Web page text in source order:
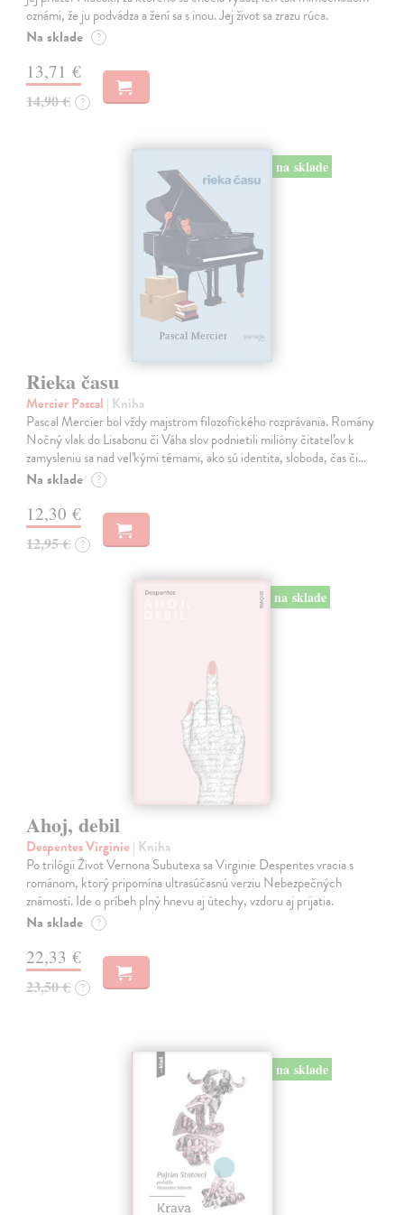
oznámi, že ju podvádza a žení sa s inou. Jej život sa zrazu rúca.
Na sklade ?
13,71 €
14,90 € ?
na sklade
Rieka času
Mercier Pascal | Kniha
Pascal Mercier bol vždy majstrom filozofického rozprávania. Romány
Nočný vlak do Lisabonu či Váha slov podnietili milióny čitateľov k
zamysleniu sa nad veľkými témami, ako sú identita, sloboda, čas či…
Na sklade ?
12,30 €
12,95 € ?
na sklade
Ahoj, debil
Despentes Virginie | Kniha
Po trilógii Život Vernona Subutexa sa Virginie Despentes vracia s
románom, ktorý pripomína ultrasúčasnú verziu Nebezpečných
známostí. Ide o príbeh plný hnevu aj útechy, vzdoru aj prijatia.
Na sklade ?
22,33 €
23,50 € ?
na sklade